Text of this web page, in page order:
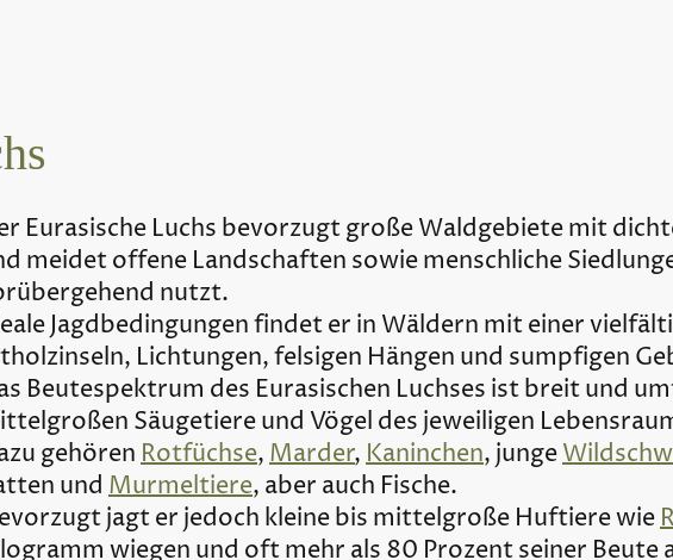
Eurasische Luchs bevorzugt große Waldgebiete mit
meidet offene Landschaften sowie menschliche
nutzt.
Jagdbedingungen findet er in Wäldern mit einer
Lichtungen, felsigen Hängen und sumpfigen
Beutespektrum des Eurasischen Luchses ist breit und
Säugetiere und Vögel des jeweiligen
gehörenRotfüchse,Marder,Kaninchen, junge
und Murmeltiere, aber auch Fische.
jagt er jedoch kleine bis mittelgroße Huftiere wie
wiegen und oft mehr als 80 Prozent seiner Beute